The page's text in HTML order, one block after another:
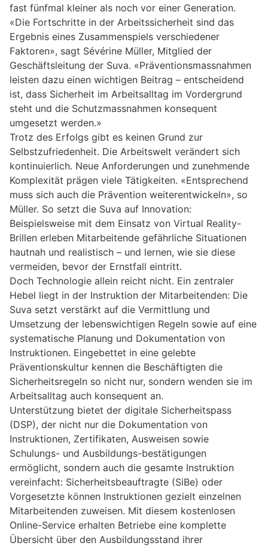
fast fünfmal kleiner als noch vor einer Generation.
«Die Fortschritte in der Arbeitssicherheit sind das
Ergebnis eines Zusammenspiels verschiedener
Faktoren», sagt Sévérine Müller, Mitglied der
Geschäftsleitung der Suva. «Präventionsmassnahmen
leisten dazu einen wichtigen Beitrag – entscheidend
ist, dass Sicherheit im Arbeitsalltag im Vordergrund
steht und die Schutzmassnahmen konsequent
umgesetzt werden.»
Trotz des Erfolgs gibt es keinen Grund zur
Selbstzufriedenheit. Die Arbeitswelt verändert sich
kontinuierlich. Neue Anforderungen und zunehmende
Komplexität prägen viele Tätigkeiten. «Entsprechend
muss sich auch die Prävention weiterentwickeln», so
Müller. So setzt die Suva auf Innovation:
Beispielsweise mit dem Einsatz von Virtual Reality-
Brillen erleben Mitarbeitende gefährliche Situationen
hautnah und realistisch – und lernen, wie sie diese
vermeiden, bevor der Ernstfall eintritt.
Doch Technologie allein reicht nicht. Ein zentraler
Hebel liegt in der Instruktion der Mitarbeitenden: Die
Suva setzt verstärkt auf die Vermittlung und
Umsetzung der lebenswichtigen Regeln sowie auf eine
systematische Planung und Dokumentation von
Instruktionen. Eingebettet in eine gelebte
Präventionskultur kennen die Beschäftigten die
Sicherheitsregeln so nicht nur, sondern wenden sie im
Arbeitsalltag auch konsequent an.
Unterstützung bietet der digitale Sicherheitspass
(DSP), der nicht nur die Dokumentation von
Instruktionen, Zertifikaten, Ausweisen sowie
Schulungs- und Ausbildungs-bestätigungen
ermöglicht, sondern auch die gesamte Instruktion
vereinfacht: Sicherheitsbeauftragte (SiBe) oder
Vorgesetzte können Instruktionen gezielt einzelnen
Mitarbeitenden zuweisen. Mit diesem kostenlosen
Online-Service erhalten Betriebe eine komplette
Übersicht über den Ausbildungsstand ihrer